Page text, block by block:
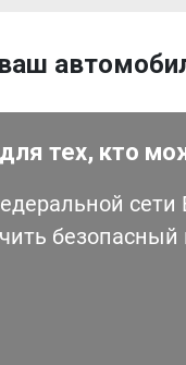
тех, кто
сети